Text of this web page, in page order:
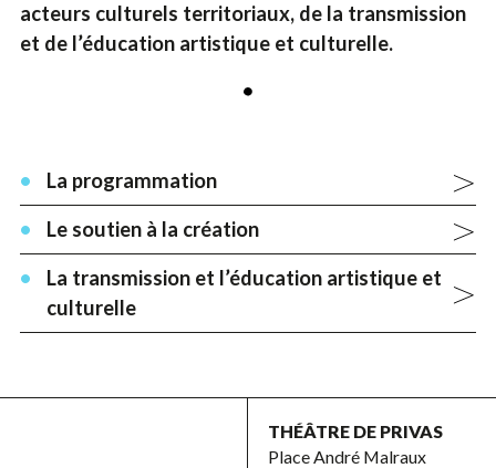
acteurs culturels territoriaux, de la transmission
et de l’éducation artistique et culturelle.
La programmation
Le soutien à la création
La transmission et l’éducation artistique et
culturelle
THÉÂTRE DE PRIVAS
Place André Malraux